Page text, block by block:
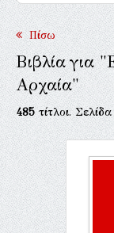
Πίσω
Βιβλία για
Αρχαία"
485τίτλοι.